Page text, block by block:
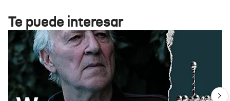
Te puede interesar